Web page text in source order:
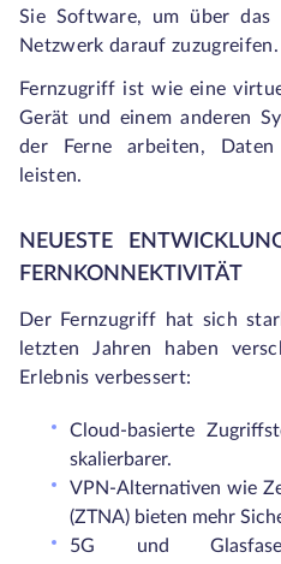
Sie Software, um über
Netzwerk darauf zuzugreifen.
Fernzugriff ist wie eine
Gerät und einem anderen
der Ferne arbeiten,
leisten.
NEUESTE
FERNKONNEKTIVITÄT
Der Fernzugriff hat sich
letzten Jahren haben
Erlebnis verbessert:
Cloud-basierte
skalierbarer.
VPN-Alternativen wie
(ZTNA) bieten mehr
5G und